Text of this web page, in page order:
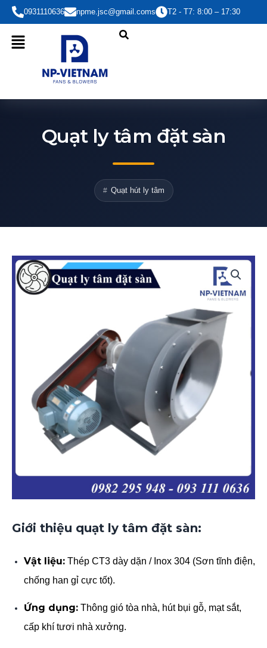
Nhảy
dung
0931110636 npme.jsc@gmail.coms T2 - T7: 8:00 – 17:30
Quạt ly tâm đặt sàn
Quạt hút ly tâm
Giới thiệu quạt ly tâm đặt sàn:
Vật liệu: Thép CT3 dày dặn / Inox 304 (Sơn tĩnh điện,
chống han gỉ cực tốt).
Ứng dụng: Thông gió tòa nhà, hút bụi gỗ, mạt sắt,
cấp khí tươi nhà xưởng.